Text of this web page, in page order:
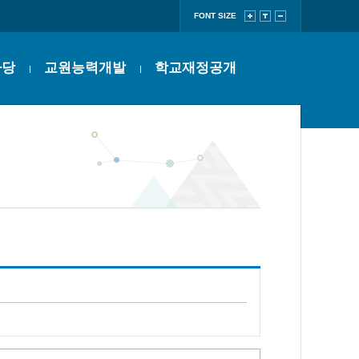
FONT SIZE
교원능력개발 학교재정공개